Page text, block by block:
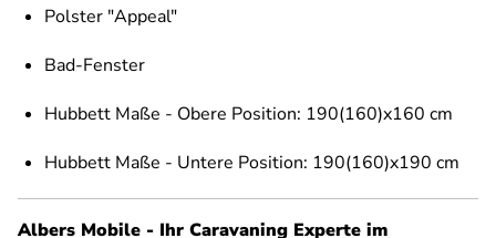
Polster "Appeal"
Bad-Fenster
Hubbett Maße - Obere Position: 190(160)x160 cm
Hubbett Maße - Untere Position: 190(160)x190 cm
Albers Mobile - Ihr Caravaning Experte im